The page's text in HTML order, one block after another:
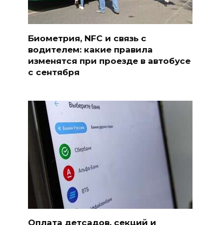
Биометрия, NFC и связь с
водителем: какие правила
изменятся при проезде в автобусе
с сентября
Оплата детсадов, секций и